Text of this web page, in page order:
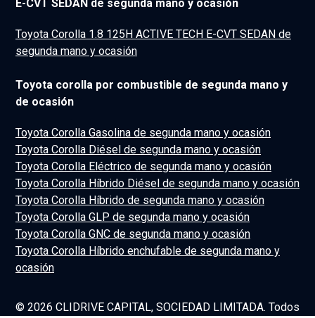
E-CVT SEDAN de segunda mano y ocasión
Toyota Corolla 1.8 125H ACTIVE TECH E-CVT SEDAN de
segunda mano y ocasión
Toyota corolla por combustible de segunda mano y
de ocasión
Toyota Corolla Gasolina de segunda mano y ocasión
Toyota Corolla Diésel de segunda mano y ocasión
Toyota Corolla Eléctrico de segunda mano y ocasión
Toyota Corolla Híbrido Diésel de segunda mano y ocasión
Toyota Corolla Híbrido de segunda mano y ocasión
Toyota Corolla GLP de segunda mano y ocasión
Toyota Corolla GNC de segunda mano y ocasión
Toyota Corolla Híbrido enchufable de segunda mano y
ocasión
© 2026 CLIDRIVE CAPITAL, SOCIEDAD LIMITADA. Todos